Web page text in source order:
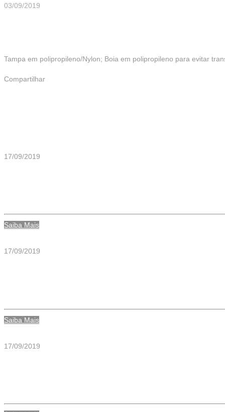
03/09/2019
Tampa em polipropileno/Nylon; Boia em polipropileno para evitar
Compartilhar
17/09/2019
Saiba Mais
17/09/2019
Saiba Mais
17/09/2019